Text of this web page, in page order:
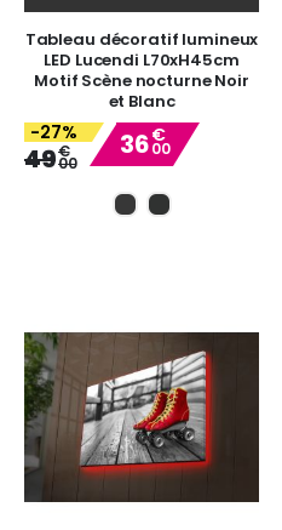
Tableau décoratif lumineux
LED Lucendi L70xH45cm
Motif Scène nocturne Noir
et Blanc
-27%
49€
00
Special
Price
36€
00